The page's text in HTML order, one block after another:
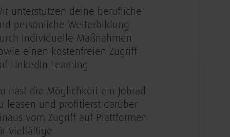
unterstützen deine berufliche
persönliche Weiterbildung
individuelle Maßnahmen
einen kostenfreien Zugriff
LinkedIn Learning
hast die Möglichkeit ein Jobrad
leasen und profitierst darüber
vom Zugriff auf Plattformen
vielfältige